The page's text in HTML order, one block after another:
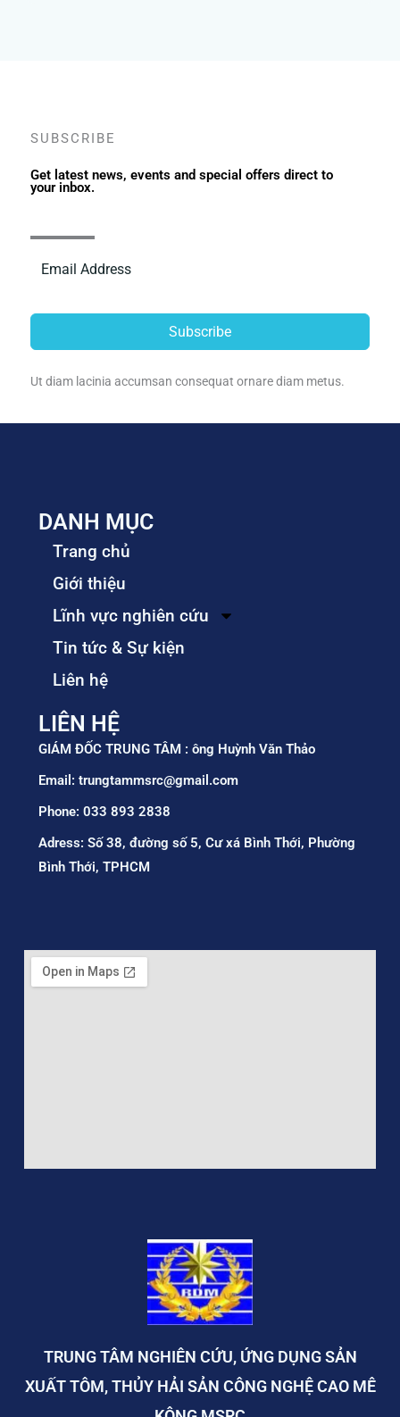
SUBSCRIBE
Get latest news, events and special offers direct to
your inbox.
Subscribe
Ut diam lacinia accumsan consequat ornare diam metus.
TRUNG TÂM NGHIÊN CỨU, ỨNG DỤNG SẢN
XUẤT TÔM, THỦY HẢI SẢN CÔNG NGHỆ CAO MÊ
DANH MỤC
Trang chủ
Giới thiệu
Lĩnh vực nghiên cứu
Tin tức & Sự kiện
Liên hệ
LIÊN HỆ
GIÁM ĐỐC TRUNG TÂM : ông Huỳnh Văn Thảo
Email: trungtammsrc@gmail.com
Phone: 033 893 2838
Adress: Số 38, đường số 5, Cư xá Bình Thới, Phường
Bình Thới, TPHCM